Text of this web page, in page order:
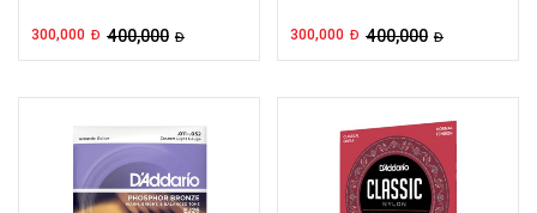
300,000 Đ 400,000 Đ 300,000 Đ 400,000 Đ